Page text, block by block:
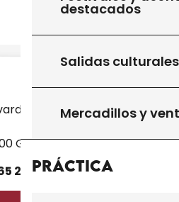
destacados
Salidas culturales
Mercadillos y
Práctica
des Martyrs
Gourdon
27 5250